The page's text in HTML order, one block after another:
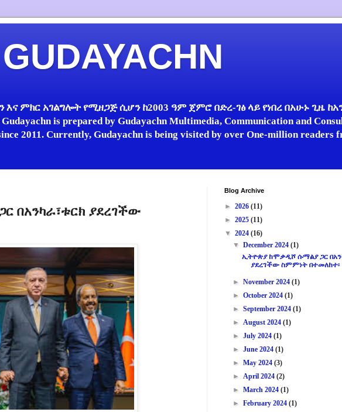
ምክር አገልግሎት የሚዘጋጅ ሲሆን ከ2003 ዓም ጀምሮ በድረ-ገፅ ላይ የነበረ በአሁኑ ጊዜ
is prepared by Gudayachn Multimedia, Communication and
2011. Currently, Gudayachn is being visited by over One-million readers
በአንካራ፣ቱርክ ያደረገችው
Blog Archive
► 2026 (11)
► 2025 (11)
▼ 2024 (16)
▼December 2024(1)
ኢትዮጵያ ከሞቃዲሾ ሱማልያ ጋር
ያደረገችው ስምምነት በተመለከተ፡
►November 2024(1)
►October 2024(1)
►September 2024(1)
►August 2024(1)
►July 2024(1)
►June 2024(1)
►May 2024(3)
►April 2024(2)
►March 2024(1)
►February 2024(1)